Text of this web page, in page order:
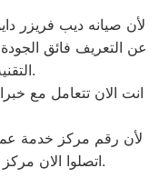
لأن صيانه ديب فريزر
عن التعريف فائق الجودة
التقنية عن مثيلاتها انها دايو.
انت الان تتعامل مع
لأن رقم مركز خدمة
اتصلوا الان مركز صيانه دايو حدائق الاهرام مباشرة.